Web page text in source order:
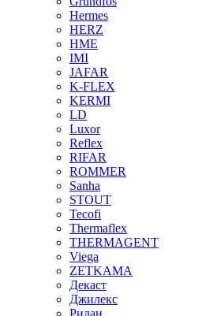
Hermes
HERZ
HME
IMI
JAFAR
K-FLEX
KERMI
LD
Luxor
Reflex
RIFAR
ROMMER
Sanha
STOUT
Tecofi
Thermaflex
THERMAGENT
Viega
ZETKAMA
Декаст
Джилекс
Ридан